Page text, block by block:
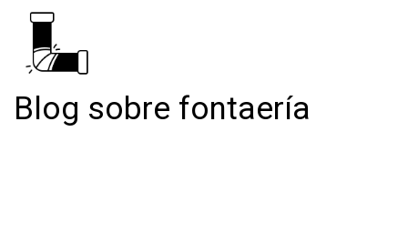
Blog sobre fontaería